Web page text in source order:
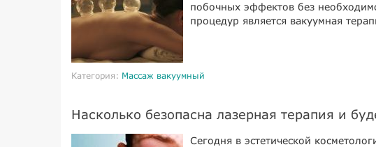
побочных эффектов без
процедур является вакуумная
Категория: Массаж вакуумный
Насколько безопасна лазерная терапия и
Сегодня в эстетической